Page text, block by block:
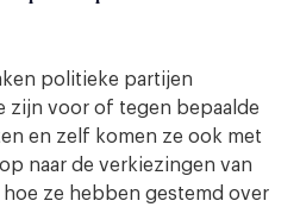
politieke partijen
zijn voor of tegen bepaalde
en zelf komen ze ook met
naar de verkiezingen van
ze hebben gestemd over